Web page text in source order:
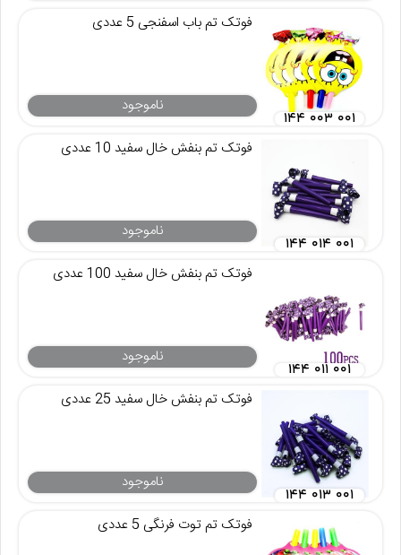
فوتک تم باب اسفنجی 5 عددی
ناموجود
۱۴۴ ۰۰۳ ۰۰۱
فوتک تم بنفش خال سفید 10 عددی
ناموجود
۱۴۴ ۰۱۴ ۰۰۱
فوتک تم بنفش خال سفید 100 عددی
ناموجود
۱۴۴ ۰۱۱ ۰۰۱
فوتک تم بنفش خال سفید 25 عددی
ناموجود
۱۴۴ ۰۱۳ ۰۰۱
فوتک تم توت فرنگی 5 عددی